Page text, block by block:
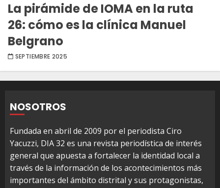
La pirámide de IOMA en la ruta
26: cómo es la clínica Manuel
Belgrano
SEPTIEMBRE 2025
NOSOTROS
Fundada en abril de 2009 por el periodista Ciro
Yacuzzi, DIA 32 es una revista periodística de interés
general que apuesta a fortalecer la identidad local a
través de la información de los acontecimientos más
importantes del ámbito distrital y sus protagonistas,